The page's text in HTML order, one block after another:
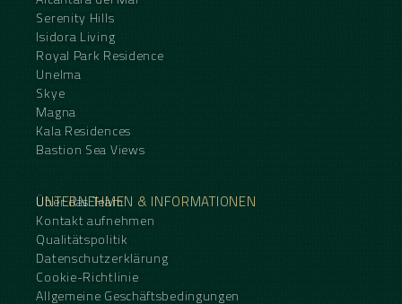
Serenity Hills
Isidora Living
Royal Park Residence
Unelma
Skye
Magna
Kala Residences
Bastion Sea Views
UNTERNEHMEN & INFORMATIONEN
Über das Team
Kontakt aufnehmen
Qualitätspolitik
Datenschutzerklärung
Cookie-Richtlinie
Allgemeine Geschäftsbedingungen